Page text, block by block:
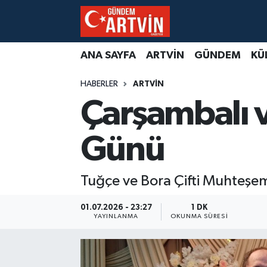
ANA SAYFA ARTVİN GÜNDEM
HABERLER ARTVİN
Günü
Tuğçe ve Bora Çifti
01.07.2026 - 23:27
YAYINLANMA
1 DK
OKUNMA SÜRESI